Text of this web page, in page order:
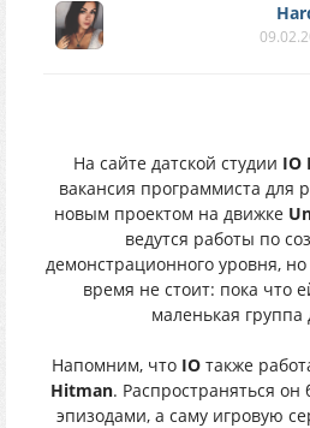
На сайте датской студии IO
вакансия программиста для
новым проектом на движке
ведутся работы по
демонстрационного уровня,
время не стоит: пока что
маленькая группа
Напомним, что IO также
Hitman. Распространяться он
эпизодами, а саму игровую